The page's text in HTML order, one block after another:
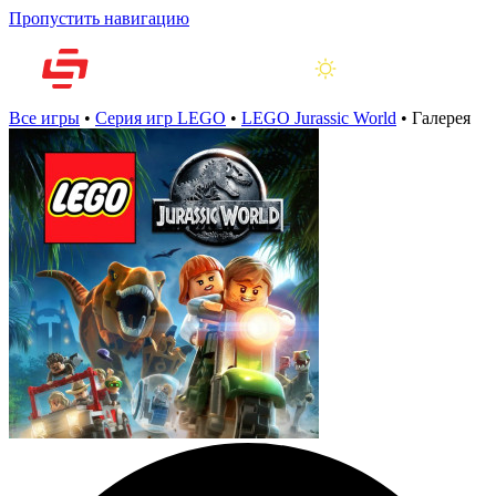
Пропустить навигацию
Все игры • Серия игр LEGO • LEGO Jurassic World • Галерея